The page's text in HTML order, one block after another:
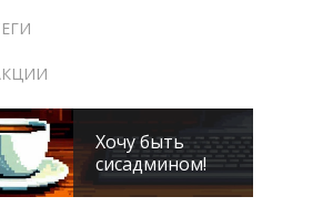
Хочу быть
сисадмином!